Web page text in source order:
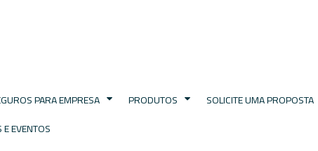
PARA EMPRESA PRODUTOS
SOLICITE UMA PROPOSTA
EVENTOS